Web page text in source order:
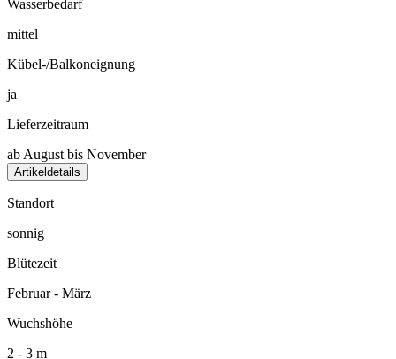
Wasserbedarf
mittel
Kübel-/Balkoneignung
ja
Lieferzeitraum
ab August bis November
Artikeldetails
Standort
sonnig
Blütezeit
Februar - März
Wuchshöhe
2 - 3 m